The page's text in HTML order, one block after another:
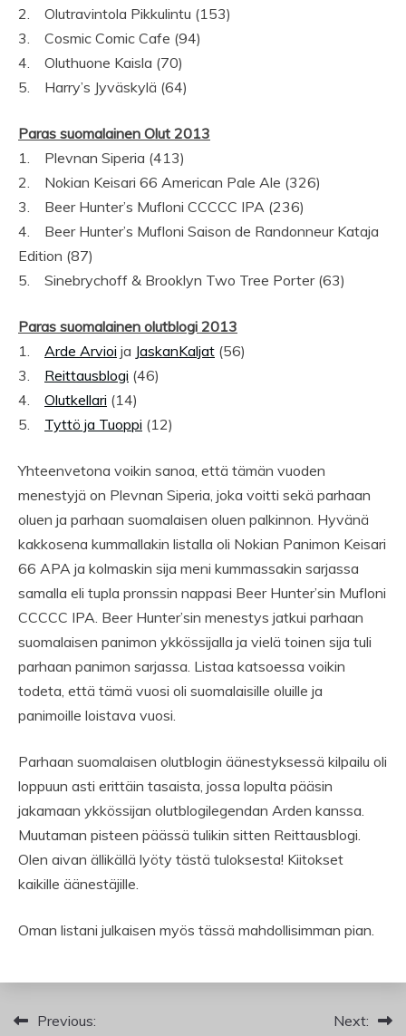
2. Olutravintola Pikkulintu (153)
3. Cosmic Comic Cafe (94)
4. Oluthuone Kaisla (70)
5. Harry’s Jyväskylä (64)
Paras suomalainen Olut 2013
1. Plevnan Siperia (413)
2. Nokian Keisari 66 American Pale Ale (326)
3. Beer Hunter’s Mufloni CCCCC IPA (236)
4. Beer Hunter’s Mufloni Saison de Randonneur Kataja
Edition (87)
5. Sinebrychoff & Brooklyn Two Tree Porter (63)
Paras suomalainen olutblogi 2013
1. Arde Arvioi ja JaskanKaljat (56)
3. Reittausblogi (46)
4. Olutkellari (14)
5. Tyttö ja Tuoppi (12)
Yhteenvetona voikin sanoa, että tämän vuoden
menestyjä on Plevnan Siperia, joka voitti sekä parhaan
oluen ja parhaan suomalaisen oluen palkinnon. Hyvänä
kakkosena kummallakin listalla oli Nokian Panimon Keisari
66 APA ja kolmaskin sija meni kummassakin sarjassa
samalla eli tupla pronssin nappasi Beer Hunter’sin Mufloni
CCCCC IPA. Beer Hunter’sin menestys jatkui parhaan
suomalaisen panimon ykkössijalla ja vielä toinen sija tuli
parhaan panimon sarjassa. Listaa katsoessa voikin
todeta, että tämä vuosi oli suomalaisille oluille ja
panimoille loistava vuosi.
Parhaan suomalaisen olutblogin äänestyksessä kilpailu oli
loppuun asti erittäin tasaista, jossa lopulta pääsin
jakamaan ykkössijan olutblogilegendan Arden kanssa.
Muutaman pisteen päässä tulikin sitten Reittausblogi.
Olen aivan ällikällä lyöty tästä tuloksesta! Kiitokset
kaikille äänestäjille.
Oman listani julkaisen myös tässä mahdollisimman pian.
Artikkelien
Previous:
Next: